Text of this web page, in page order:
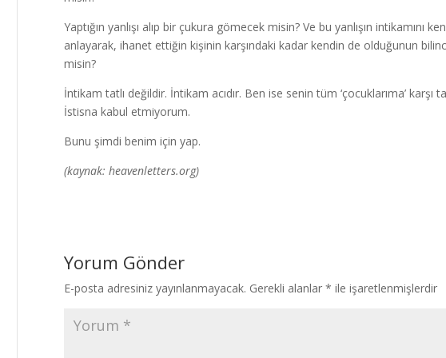
Yaptığın yanlışı alıp bir çukura gömecek misin? Ve bu yanlışın
anlayarak, ihanet ettiğin kişinin karşındaki kadar kendin de olduğunun
misin?
İntikam tatlı değildir. İntikam acıdır. Ben ise senin tüm ‘çocuklarıma’ karşı
İstisna kabul etmiyorum.
Bunu şimdi benim için yap.
(kaynak: heavenletters.org)
Yorum Gönder
E-posta adresiniz yayınlanmayacak. Gerekli alanlar * ile işaretlenmişlerdir